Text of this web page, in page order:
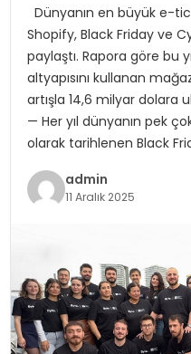
Dünyanın en büyük e-
Shopify, Black Friday ve
paylaştı. Rapora göre bu
altyapısını kullanan
artışla 14,6 milyar dolara
— Her yıl dünyanın pek
olarak tarihlenen Black
admin
11 Aralık 2025